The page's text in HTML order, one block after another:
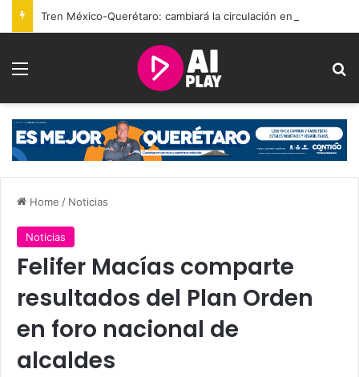
Menu
Home / Noticias
Noticias
Felifer Macías comparte
resultados del Plan Orden
en foro nacional de
alcaldes